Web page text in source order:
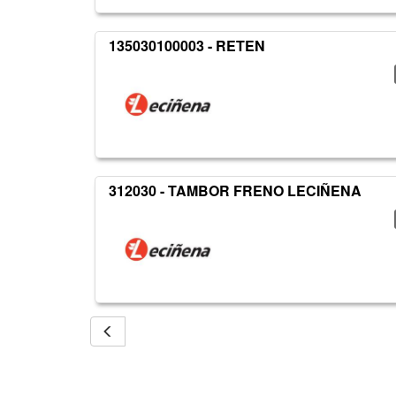
135030100003 - RETEN
312030 - TAMBOR FRENO LECIÑENA